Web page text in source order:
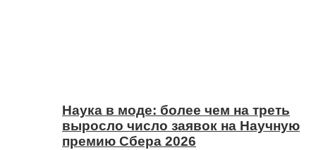
Наука в моде: более чем на треть
выросло число заявок на Научную
премию Сбера 2026